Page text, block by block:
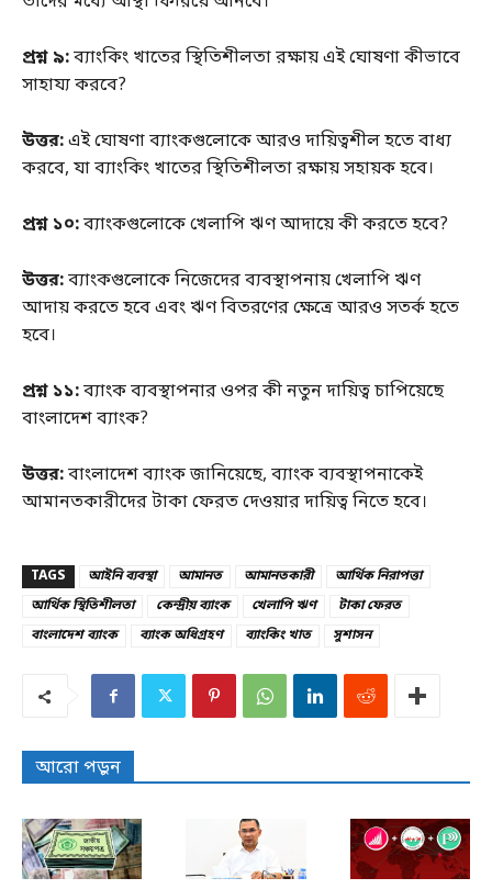
প্রশ্ন ৯:ব্যাংকিং খাতের স্থিতিশীলতা রক্ষায় এই ঘোষণা কীভাবে
সাহায্য করবে?
উত্তর:এই ঘোষণা ব্যাংকগুলোকে আরও দায়িত্বশীল হতে বাধ্য
করবে, যা ব্যাংকিং খাতের স্থিতিশীলতা রক্ষায় সহায়ক হবে।
প্রশ্ন ১০:ব্যাংকগুলোকে খেলাপি ঋণ আদায়ে কী করতে হবে?
উত্তর:ব্যাংকগুলোকে নিজেদের ব্যবস্থাপনায় খেলাপি ঋণ
আদায় করতে হবে এবং ঋণ বিতরণের ক্ষেত্রে আরও সতর্ক হতে
হবে।
প্রশ্ন ১১:ব্যাংক ব্যবস্থাপনার ওপর কী নতুন দায়িত্ব চাপিয়েছে
বাংলাদেশ ব্যাংক?
উত্তর:বাংলাদেশ ব্যাংক জানিয়েছে, ব্যাংক ব্যবস্থাপনাকেই
আমানতকারীদের টাকা ফেরত দেওয়ার দায়িত্ব নিতে হবে।
TAGS আইনি ব্যবস্থা আমানত আমানতকারী
আর্থিক নিরাপত্তা
আর্থিক স্থিতিশীলতা
কেন্দ্রীয় ব্যাংক খেলাপি ঋণ
টাকা ফেরত
বাংলাদেশ ব্যাংক
ব্যাংক অধিগ্রহণ ব্যাংকিং খাত সুশাসন
আরো পড়ুন